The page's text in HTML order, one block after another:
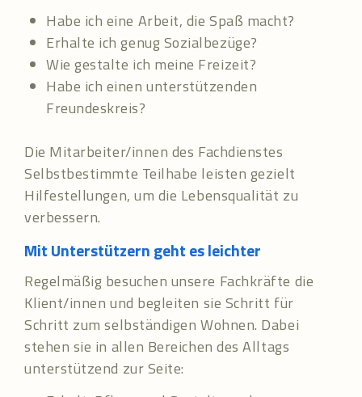
Habe ich eine Arbeit, die Spaß macht?
Erhalte ich genug Sozialbezüge?
Wie gestalte ich meine Freizeit?
Habe ich einen unterstützenden
Freundeskreis?
Die Mitarbeiter/innen des Fachdienstes
Selbstbestimmte Teilhabe leisten gezielt
Hilfestellungen, um die Lebensqualität zu
verbessern.
Mit Unterstützern geht es leichter
Regelmäßig besuchen unsere Fachkräfte die
Klient/innen und begleiten sie Schritt für
Schritt zum selbständigen Wohnen. Dabei
stehen sie in allen Bereichen des Alltags
unterstützend zur Seite: